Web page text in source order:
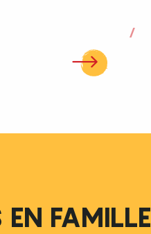
EN FAMILLE